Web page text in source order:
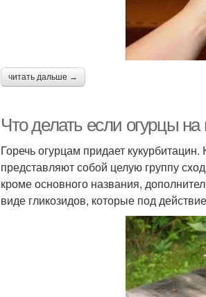
читать дальше →
Что делать если огурцы на
Горечь огурцам придает
представляют собой целую группу
кроме основного названия,
виде гликозидов, которые под